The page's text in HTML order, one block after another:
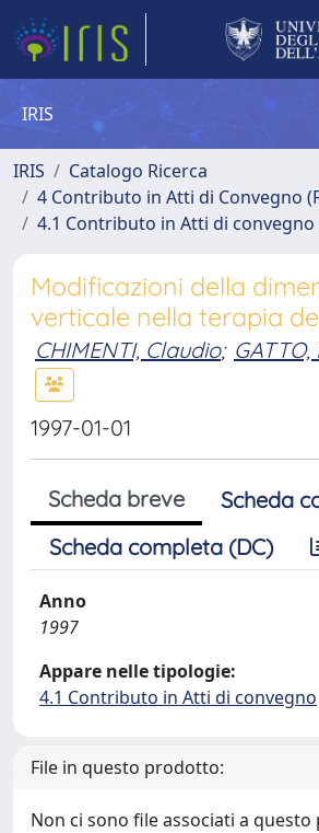
IRIS
IRIS
Catalogo Ricerca
4 Contributo in Atti di Convegno
4.1 Contributo in Atti di convegno
Modificazioni della
verticale nella terapia
CHIMENTI, Claudio; GATTO,
1997-01-01
Scheda breve
Scheda
Scheda completa (DC)
Anno
1997
Appare nelle tipologie:
4.1 Contributo in Atti di convegno
File in questo prodotto:
Non ci sono file associati a